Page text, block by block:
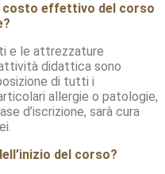
costo effettivo del corso
e le attrezzature
didattica sono
di tutti i
allergie o patologie,
d’iscrizione, sarà cura
del corso?